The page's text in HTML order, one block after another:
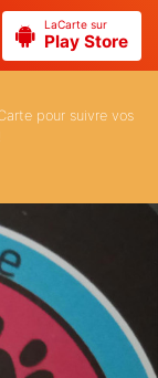
LaCarte sur
Play Store
pour suivre vos